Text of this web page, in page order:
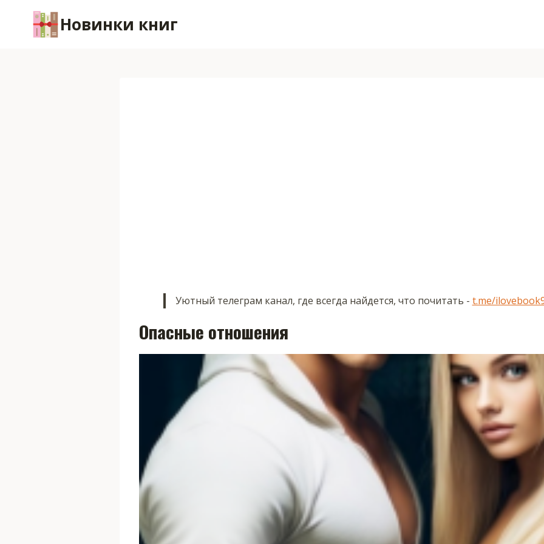
содержимому
Новинки книг
Уютный телеграм канал, где всегда найдется, что почитать - t.me/
Опасные отношения